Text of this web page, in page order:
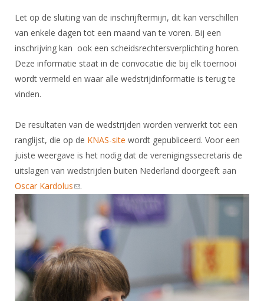
Website
Gebruiksvoorwaarden
Handleiding
Sponsors en Partners
Organisatie
Bestuur
Commissies
Vacatures
Bondsbureau
Medewerkers
Samenwerking
Formulieren
Wedstrijdsport
Ranglijsten
Inschrijven
Reglementen
Schermpaspoort
Rolstoelschermen
Wedstrijdkalender
KNAS Keurmerk
NK's
JPT
JEC
Veteranenwedstrijden
Oranje
DBT
FBT
SBT
Atletencommissie
Internationale Titeltoernooien
Internationale aanmeldingen
Ouders en vereniging
Jeugdkampen
Brassardsysteem
Voor coaches en leraren
Nationale opleidingen
Internationale opleidingen
Opleidingen
Leraar
Voor scheidsrechters
Nieuws
Scheidsrechterslijst
Scheidsrechter Documentatie
Schermforum
Contact
NK organiseren
Let op de sluiting van de inschrijftermijn, dit kan verschillen
van enkele dagen tot een maand van te voren. Bij een
inschrijving kan ook een scheidsrechtersverplichting horen.
Deze informatie staat in de convocatie die bij elk toernooi
wordt vermeld en waar alle wedstrijdinformatie is terug te
vinden.
De resultaten van de wedstrijden worden verwerkt tot een
ranglijst, die op de KNAS-site wordt gepubliceerd. Voor een
juiste weergave is het nodig dat de verenigingssecretaris de
uitslagen van wedstrijden buiten Nederland doorgeeft aan
Oscar Kardolus(link sends e-mail)
.